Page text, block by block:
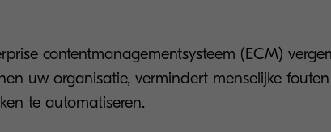
contentmanagementsysteem (ECM)
uw organisatie, vermindert menselijke
te automatiseren.